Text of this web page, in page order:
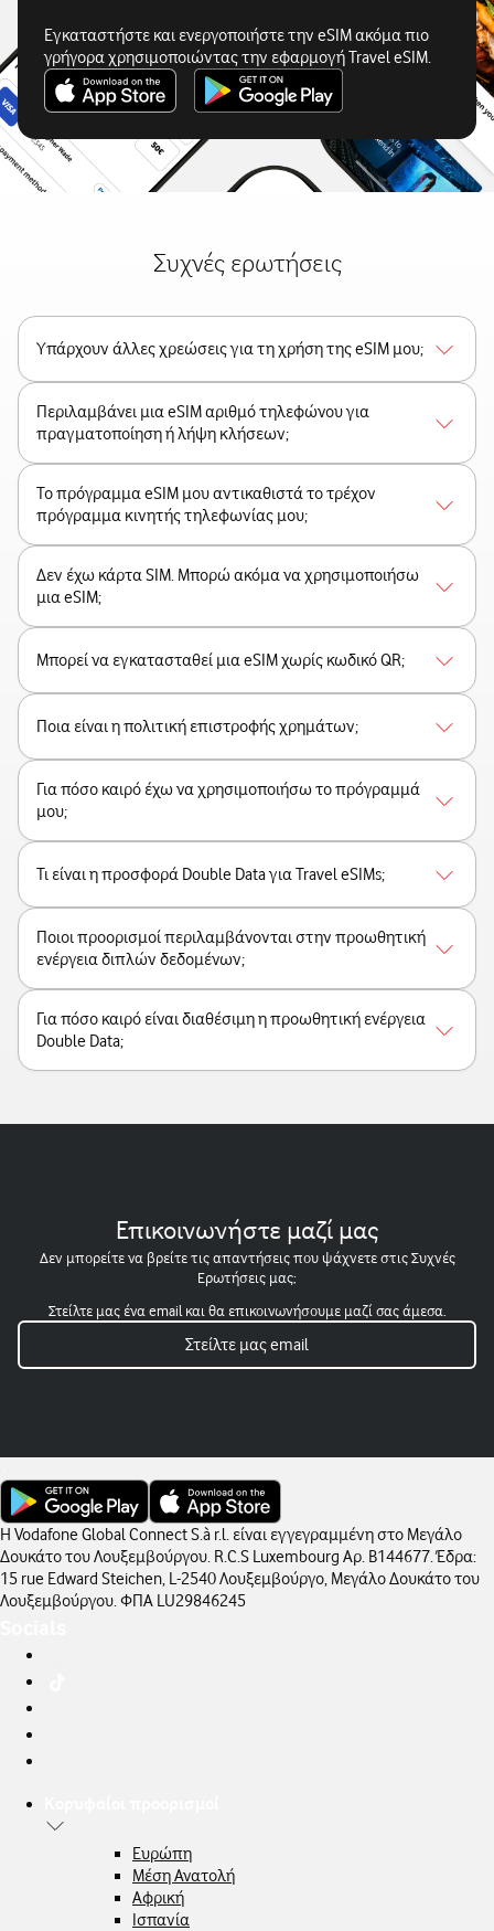
Εγκαταστήστε και ενεργοποιήστε την eSIM ακόμα πιο
γρήγορα χρησιμοποιώντας την εφαρμογή Travel eSIM.
Συχνές ερωτήσεις
Υπάρχουν άλλες χρεώσεις για τη χρήση της eSIM μου;
Περιλαμβάνει μια eSIM αριθμό τηλεφώνου για
πραγματοποίηση ή λήψη κλήσεων;
Το πρόγραμμα eSIM μου αντικαθιστά το τρέχον
πρόγραμμα κινητής τηλεφωνίας μου;
Δεν έχω κάρτα SIM. Μπορώ ακόμα να χρησιμοποιήσω
μια eSIM;
Μπορεί να εγκατασταθεί μια eSIM χωρίς κωδικό QR;
Ποια είναι η πολιτική επιστροφής χρημάτων;
Για πόσο καιρό έχω να χρησιμοποιήσω το πρόγραμμά
μου;
Τι είναι η προσφορά Double Data για Travel eSIMs;
Ποιοι προορισμοί περιλαμβάνονται στην προωθητική
ενέργεια διπλών δεδομένων;
Για πόσο καιρό είναι διαθέσιμη η προωθητική ενέργεια
Double Data;
Επικοινωνήστε μαζί μας
Δεν μπορείτε να βρείτε τις απαντήσεις που ψάχνετε στις Συχνές
Ερωτήσεις μας;
Στείλτε μας ένα email και θα επικοινωνήσουμε μαζί σας άμεσα.
Στείλτε μας email
Η Vodafone Global Connect S.à r.l. είναι εγγεγραμμένη στο Μεγάλο
Δουκάτο του Λουξεμβούργου. R.C.S Luxembourg Αρ. B144677. Έδρα:
15 rue Edward Steichen, L-2540 Λουξεμβούργο, Μεγάλο Δουκάτο του
Λουξεμβούργου. ΦΠΑ LU29846245
Ευρώπη
Μέση Ανατολή
Αφρική
Ισπανία